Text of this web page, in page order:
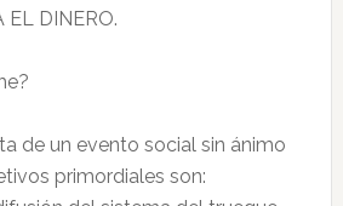
EL DINERO.
de un evento social sin ánimo
primordiales son: